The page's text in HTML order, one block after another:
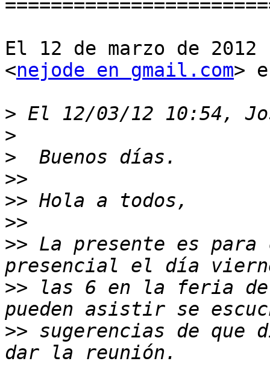
El 12 de marzo de 2012
<nejode en gmail.com>
>
>
>
>>
>>
>>
>> La presente es para
>> las 6 en la feria
>> sugerencias de que